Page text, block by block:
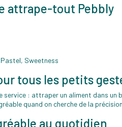
attrape-tout Pebbly
Sweetness
tous les petits
service : attraper un aliment dans
quand on cherche de la
au quotidien